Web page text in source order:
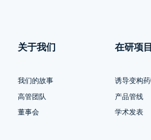
关于我们
我们的故事
高管团队
董事会
在研项目
诱导变构
产品管线
学术发表